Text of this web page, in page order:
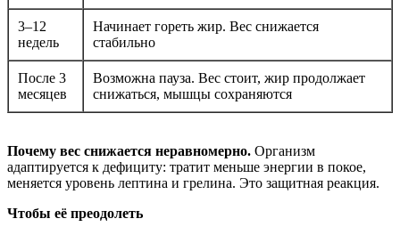
3–12
недель
Начинает гореть жир. Вес снижается
стабильно
После 3
месяцев
Возможна пауза. Вес стоит, жир продолжает
снижаться, мышцы сохраняются
Почему вес снижается неравномерно. Организм
адаптируется к дефициту: тратит меньше энергии в покое,
меняется уровень лептина и грелина. Это защитная реакция.
Чтобы её преодолеть